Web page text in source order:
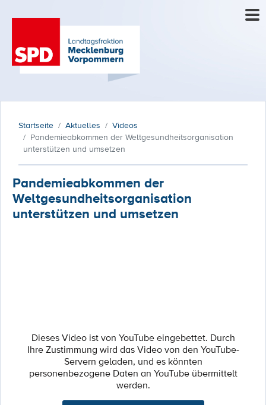
Startseite Aktuelles
Videos
Pandemieabkommen der Weltgesundheitsorganisation
unterstützen und umsetzen
Pandemieabkommen der
Weltgesundheitsorganisation
unterstützen und umsetzen
Dieses Video ist von YouTube eingebettet. Durch
Ihre Zustimmung wird das Video von den YouTube-
Servern geladen, und es könnten
personenbezogene Daten an YouTube übermittelt
werden.